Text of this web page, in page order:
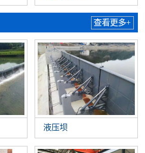
查看更多+
液压坝